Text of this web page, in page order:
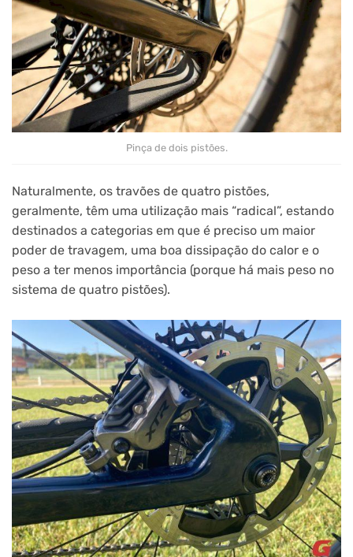
Pinça de dois pistões.
Naturalmente, os travões de quatro pistões,
geralmente, têm uma utilização mais “radical”, estando
destinados a categorias em que é preciso um maior
poder de travagem, uma boa dissipação do calor e o
peso a ter menos importância (porque há mais peso no
sistema de quatro pistões).